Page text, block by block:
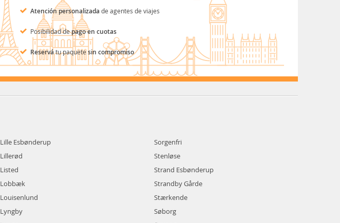
Atención personalizada de agentes de viajes
Posibilidad depago en cuotas
Reservátu paquetesin compromiso
Lille Esbønderup
Lillerød
Listed
Lobbæk
Louisenlund
Lyngby
Sorgenfri
Stenløse
Strand Esbønderup
Strandby Gårde
Stærkende
Søborg